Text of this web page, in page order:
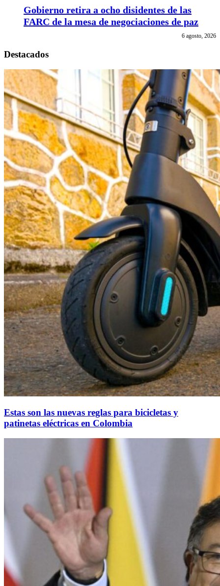
Gobierno retira a ocho disidentes de las
FARC de la mesa de negociaciones de paz
6 agosto, 2026
Destacados
Estas son las nuevas reglas para bicicletas y
patinetas eléctricas en Colombia